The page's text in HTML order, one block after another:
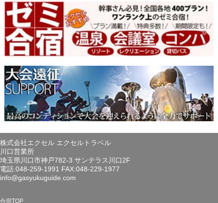
株式会社エクセル エクセルトラベル
川口営業所
埼玉県川口市神戸782-3 サンテラス川口2F
電話:048-259-1991 FAX:048-229-1977
info@gasyukuguide.com
合宿TOP